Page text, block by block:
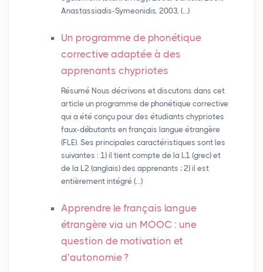
Anastassiadis-Symeonidis, 2003, (…)
Un programme de phonétique
corrective adaptée à des
apprenants chypriotes
Résumé Nous décrivons et discutons dans cet
article un programme de phonétique corrective
qui a été conçu pour des étudiants chypriotes
faux-débutants en français langue étrangère
(FLE). Ses principales caractéristiques sont les
suivantes : 1) il tient compte de la L1 (grec) et
de la L2 (anglais) des apprenants ; 2) il est
entièrement intégré (…)
Apprendre le français langue
étrangère via un MOOC : une
question de motivation et
d’autonomie?